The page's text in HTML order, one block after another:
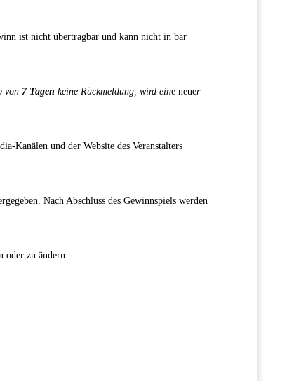
ist nicht übertragbar und kann nicht in bar
von 7 Tagen keine Rückmeldung, wird eine neuer
Kanälen und der Website des Veranstalters
Nach Abschluss des Gewinnspiels werden
oder zu ändern.